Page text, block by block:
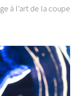
à l’art de la coupe